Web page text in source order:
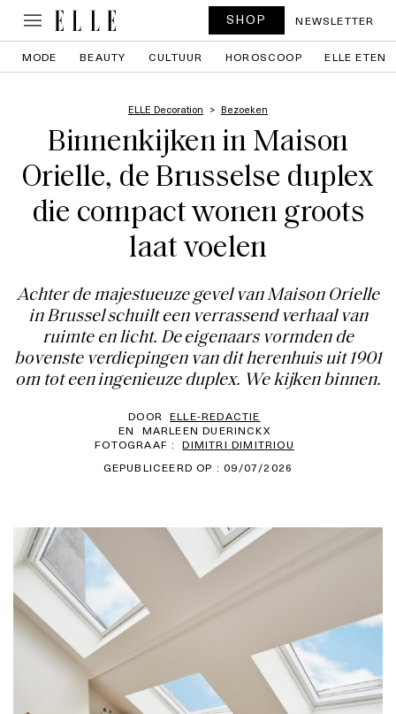
SHOP NEWSLETTER
MODE BEAUTY CULTUUR HOROSCOOP ELLE ETEN
ELLE Decoration Bezoeken
Binnenkijken in Maison
Orielle, de Brusselse duplex
die compact wonen groots
laat voelen
Achter de majestueuze gevel van Maison Orielle
in Brussel schuilt een verrassend verhaal van
ruimte en licht. De eigenaars vormden de
bovenste verdiepingen van dit herenhuis uit 1901
om tot een ingenieuze duplex. We kijken binnen.
DOOR ELLE-REDACTIE
EN
MARLEEN DUERINCKX
FOTOGRAAF : DIMITRI DIMITRIOU
GEPUBLICEERD OP : 09/07/2026